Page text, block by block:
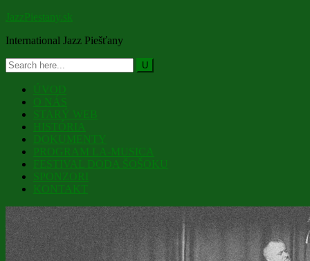
JazzPiestany.sk
International Jazz Piešťany
ÚVOD
O NÁS
STARÝ WEB
HISTÓRIA
DOKUMENTY
PROGRAM LA-MUSICA
FESTIVAL DODA ŠOŠOKU
SPONZORI
KONTAKT